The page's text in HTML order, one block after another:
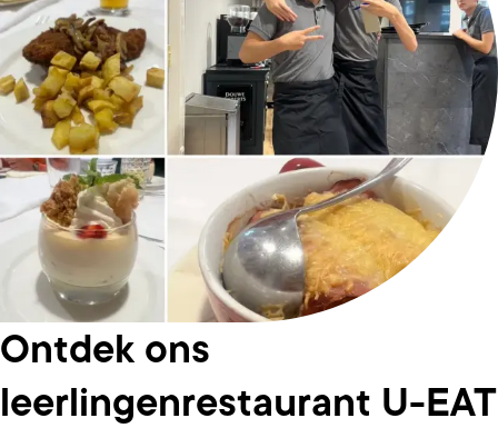
Ontdek ons
leerlingenrestaurant U-EAT